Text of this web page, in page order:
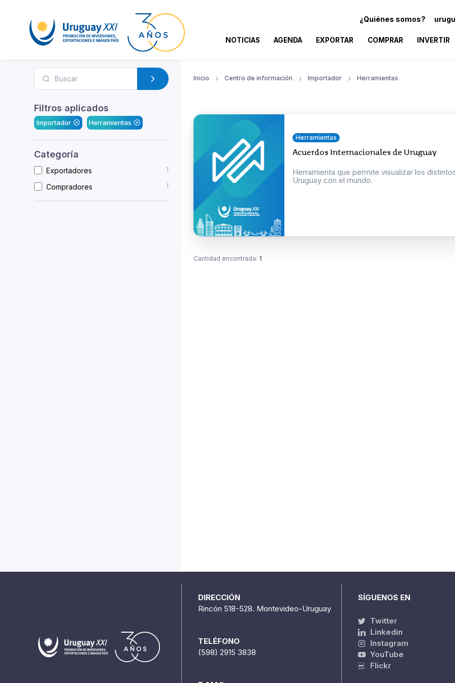
¿Quiénes somos?
NOTICIAS AGENDA EXPORTAR COMPRAR INVERTIR
Filtros aplicados
Importador Herramientas
Categoría
Exportadores 1
Compradores 1
Inicio Centro de información Importador Herramientas
Herramientas
Acuerdos Internacionales de Uruguay
Herramienta que permite visualizar los
Uruguay con el mundo.
Cantidad encontrada: 1
DIRECCIÓN
Rincón 518-528. Montevideo-Uruguay
TELÉFONO
(598) 2915 3838
SÍGUENOS EN
Twitter
Linkedin
Instagram
YouTube
Flickr